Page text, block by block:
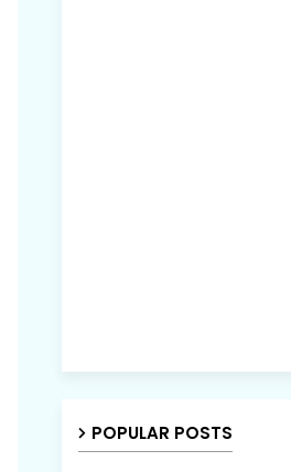
POPULAR POSTS